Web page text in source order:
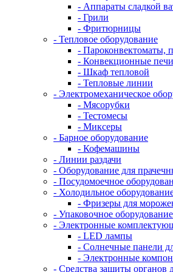
- Аппараты сладкой
- Грили
- Фритюрницы
- Тепловое оборудование
- Пароконвектоматы,
- Конвекционные
- Шкаф тепловой
- Тепловые линии
- Электромеханическое
- Мясорубки
- Тестомесы
- Миксеры
- Барное оборудование
- Кофемашины
- Линии раздачи
- Оборудование для
- Посудомоечное
- Холодильное
- Фризеры для
- Упаковочное оборудование
- Электронные
- LED лампы
- Солнечные панели
- Электронные
- Средства защиты органов